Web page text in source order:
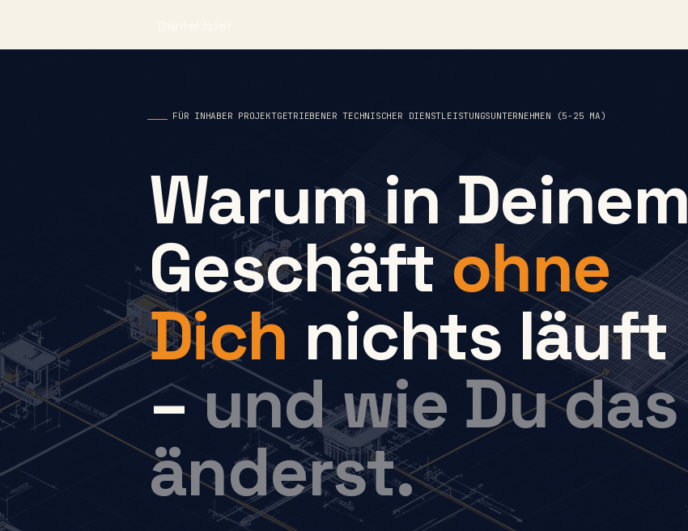
FÜR INHABER PROJEKTGETRIEBENER TECHNISCHER DIENSTLEISTUNGSUNTERNEHMEN (5-25 MA)
Warum in Deinem
Geschäftohne
Dich nichts läuft
–und wie Du das
änderst.